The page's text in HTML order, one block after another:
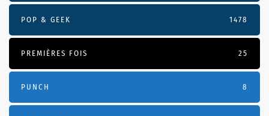
POP & GEEK 1478
PREMIÈRES FOIS 25
PUNCH 8